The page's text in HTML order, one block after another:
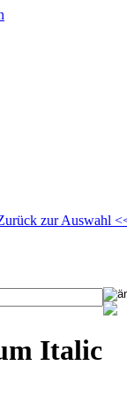
zur Auswahl
Italic